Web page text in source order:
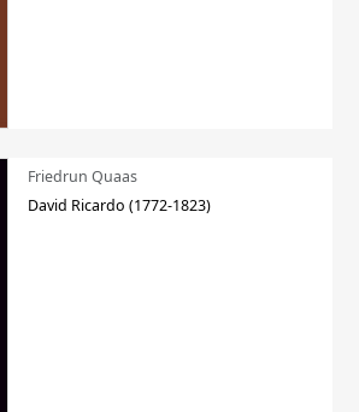
Friedrun Quaas
David Ricardo (1772-1823)